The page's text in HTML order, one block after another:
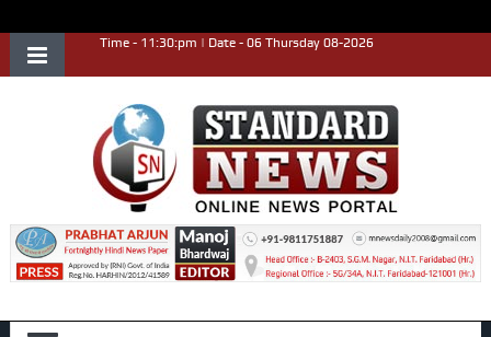
Time - 11:30:pm | Date - 06 Thursday 08-2026